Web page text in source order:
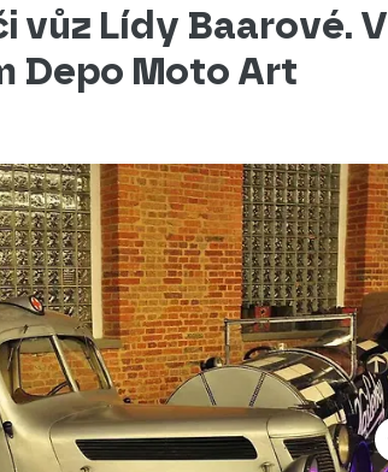
vůz Lídy Baarové. V
Depo Moto Art